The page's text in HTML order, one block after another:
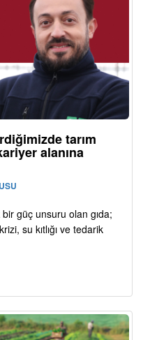
tarım
alanına
güç unsuru olan gıda;
su kıtlığı ve tedarik